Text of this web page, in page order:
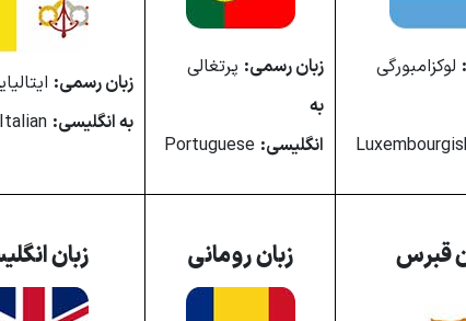
لوکزامبورگی
زبان رسمی: پرتغالی
به
انگلیسی:
زبان رسمی:
به انگلیسی:
قبرس زبان رومانی زبان